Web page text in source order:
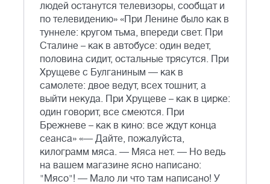
людей останутся телевизоры, сообщат и
по телевидению» «При Ленине было как в
туннеле: кругом тьма, впереди свет. При
Сталине – как в автобусе: один ведет,
половина сидит, остальные трясутся. При
Хрущеве с Булганиным — как в
самолете: двое ведут, всех тошнит, а
выйти некуда. При Хрущеве – как в цирке:
один говорит, все смеются. При
Брежневе – как в кино: все ждут конца
сеанса» «— Дайте, пожалуйста,
килограмм мяса. — Мяса нет. — Но ведь
на вашем магазине ясно написано:
"Мясо"! — Мало ли что там написано! У